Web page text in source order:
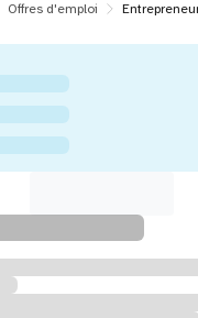
Offres d'emploi